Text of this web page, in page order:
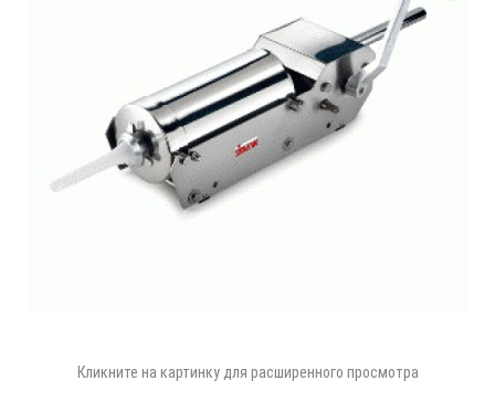
Кликните на картинку для расширенного просмотра